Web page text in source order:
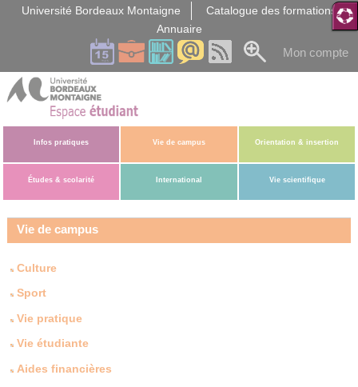
Université Bordeaux Montaigne
Catalogue des formations
Annuaire
Mon compte
Infos pratiques Vie de campus Orientation & insertion
Études & scolarité International Vie scientifique
Vie de campus
Culture
Sport
Vie pratique
Vie étudiante
Aides financières
Gestion des cookies